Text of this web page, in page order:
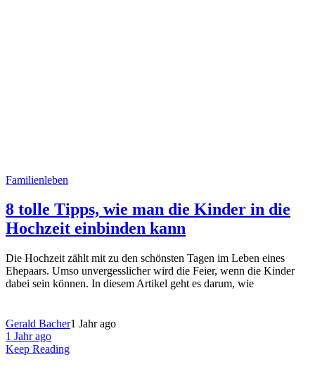
Familienleben
8 tolle Tipps, wie man die Kinder in die
Hochzeit einbinden kann
Die Hochzeit zählt mit zu den schönsten Tagen im Leben eines
Ehepaars. Umso unvergesslicher wird die Feier, wenn die Kinder
dabei sein können. In diesem Artikel geht es darum, wie
Gerald Bacher1 Jahr ago
1 Jahr ago
Keep Reading